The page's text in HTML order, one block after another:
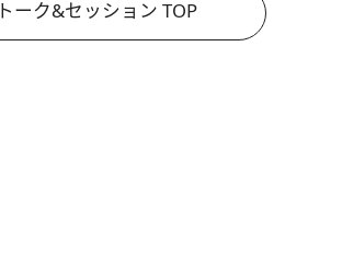
トーク&セッション TOP